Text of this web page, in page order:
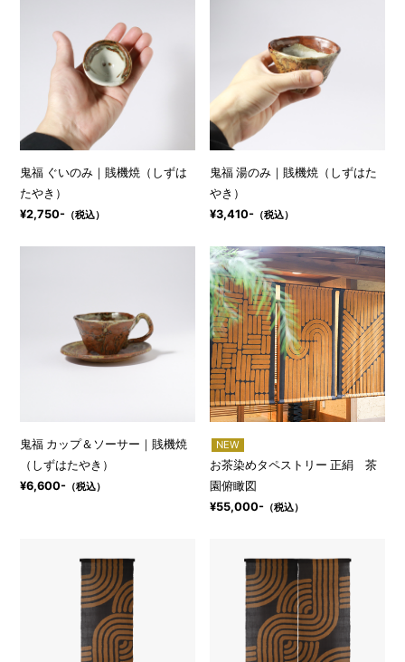
鬼福 ぐいのみ｜賎機焼（しずは
たやき）
¥2,750- （税込）
鬼福 湯のみ｜賎機焼（しずはた
やき）
¥3,410- （税込）
鬼福 カップ＆ソーサー｜賎機焼
（しずはたやき）
¥6,600- （税込）
NEW
お茶染めタペストリー 正絹 茶
園俯瞰図
¥55,000- （税込）